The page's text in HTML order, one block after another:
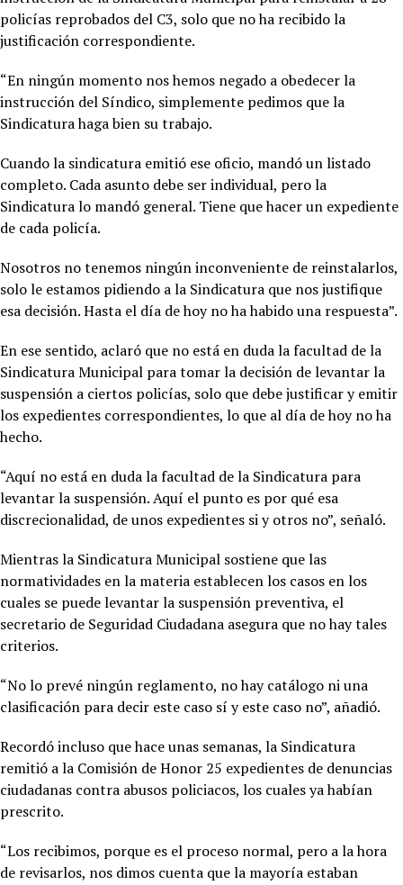
policías reprobados del C3, solo que no ha recibido la
justificación correspondiente.
“En ningún momento nos hemos negado a obedecer la
instrucción del Síndico, simplemente pedimos que la
Sindicatura haga bien su trabajo.
Cuando la sindicatura emitió ese oficio, mandó un listado
completo. Cada asunto debe ser individual, pero la
Sindicatura lo mandó general. Tiene que hacer un expediente
de cada policía.
Nosotros no tenemos ningún inconveniente de reinstalarlos,
solo le estamos pidiendo a la Sindicatura que nos justifique
esa decisión. Hasta el día de hoy no ha habido una respuesta”.
En ese sentido, aclaró que no está en duda la facultad de la
Sindicatura Municipal para tomar la decisión de levantar la
suspensión a ciertos policías, solo que debe justificar y emitir
los expedientes correspondientes, lo que al día de hoy no ha
hecho.
“Aquí no está en duda la facultad de la Sindicatura para
levantar la suspensión. Aquí el punto es por qué esa
discrecionalidad, de unos expedientes si y otros no”, señaló.
Mientras la Sindicatura Municipal sostiene que las
normatividades en la materia establecen los casos en los
cuales se puede levantar la suspensión preventiva, el
secretario de Seguridad Ciudadana asegura que no hay tales
criterios.
“No lo prevé ningún reglamento, no hay catálogo ni una
clasificación para decir este caso sí y este caso no”, añadió.
Recordó incluso que hace unas semanas, la Sindicatura
remitió a la Comisión de Honor 25 expedientes de denuncias
ciudadanas contra abusos policiacos, los cuales ya habían
prescrito.
“Los recibimos, porque es el proceso normal, pero a la hora
de revisarlos, nos dimos cuenta que la mayoría estaban